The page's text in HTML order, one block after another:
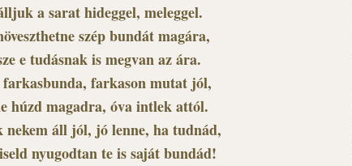
a sarat hideggel, meleggel.
szép bundát magára,
e tudásnak is megvan az ára.
farkason mutat jól,
húzd magadra, óva intlek attól.
nekem áll jól, jó lenne, ha tudnád,
nyugodtan te is saját bundád!